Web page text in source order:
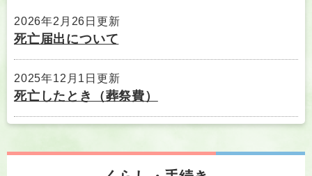
2026年2月26日更新
死亡届出について
2025年12月1日更新
死亡したとき（葬祭費）